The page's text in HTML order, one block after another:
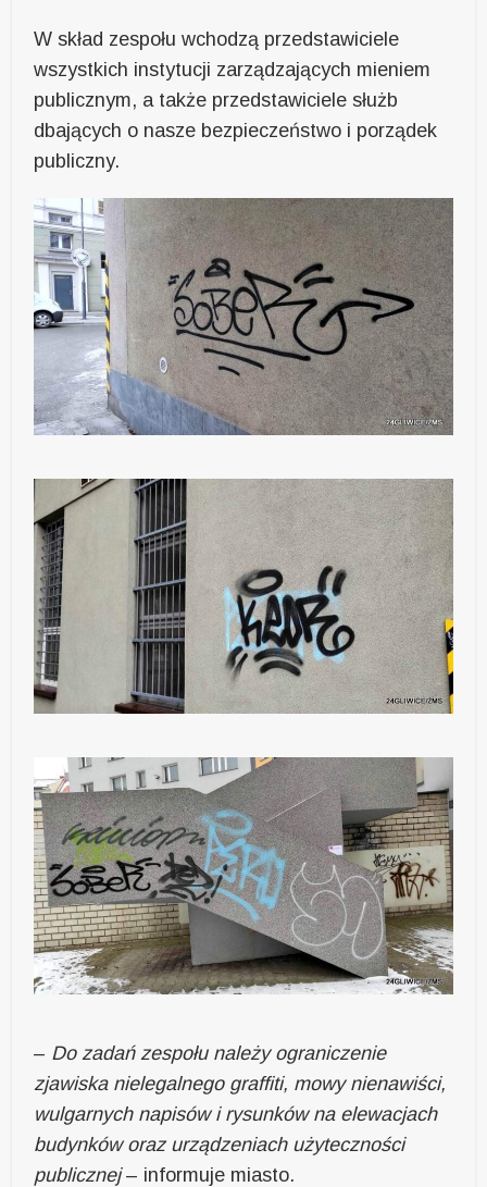
W skład zespołu wchodzą przedstawiciele
wszystkich instytucji zarządzających mieniem
publicznym, a także przedstawiciele służb
dbających o nasze bezpieczeństwo i porządek
publiczny.
– Do zadań zespołu należy ograniczenie
zjawiska nielegalnego graffiti, mowy nienawiści,
wulgarnych napisów i rysunków na elewacjach
budynków oraz urządzeniach użyteczności
publicznej– informuje miasto.